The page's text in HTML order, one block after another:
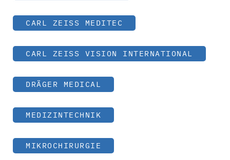
CARL ZEISS MEDITEC
CARL ZEISS VISION INTERNATIONAL
DRÄGER MEDICAL
MEDIZINTECHNIK
MIKROCHIRURGIE